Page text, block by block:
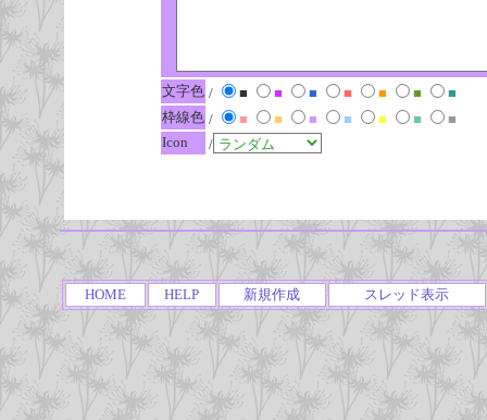
文字色 / ■ ■ ■ ■ ■ ■
■
枠線色 / ■ ■ ■ ■ ■ ■
■
Icon
/
HOME HELP 新規作成 スレッド表示